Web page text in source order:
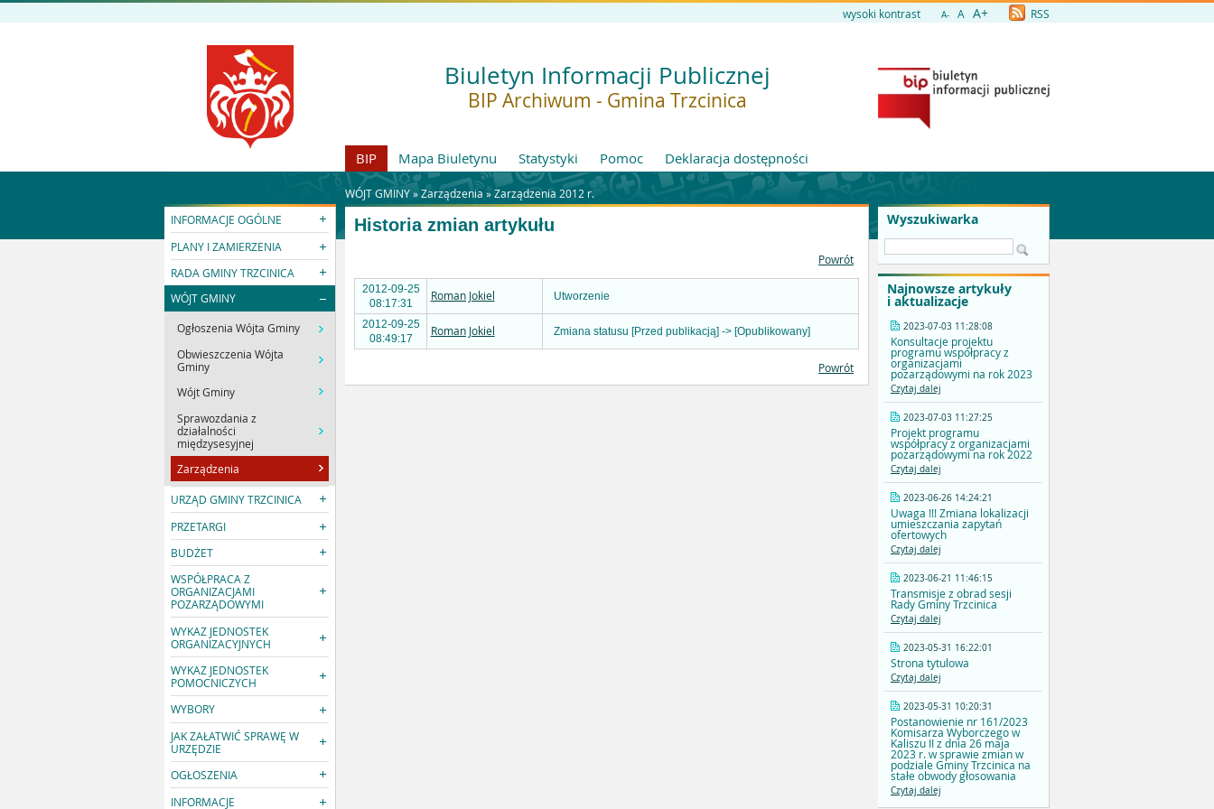
wysoki kontrast A- A A+ RSS
Biuletyn Informacji Publicznej
BIP Archiwum - Gmina Trzcinica
BIP Mapa Biuletynu Statystyki Pomoc Deklaracja dostępności
WÓJT GMINY »Zarządzenia »Zarządzenia 2012 r.
INFORMACJE OGÓLNE
PLANY I ZAMIERZENIA
RADA GMINY TRZCINICA
WÓJT GMINY
Ogłoszenia Wójta Gminy
Obwieszczenia Wójta
Gminy
Wójt Gminy
Sprawozdania z
działalności
międzysesyjnej
Zarządzenia
URZĄD GMINY TRZCINICA
PRZETARGI
BUDŻET
WSPÓŁPRACA Z
ORGANIZACJAMI
POZARZĄDOWYMI
WYKAZ JEDNOSTEK
ORGANIZACYJNYCH
WYKAZ JEDNOSTEK
POMOCNICZYCH
WYBORY
JAK ZAŁATWIĆ SPRAWĘ W
URZĘDZIE
OGŁOSZENIA
INFORMACJE
Wyszukiwarka
Najnowsze artykuły
i aktualizacje
2023-07-03 11:28:08
Konsultacje projektu
programu współpracy z
organizacjami
pozarządowymi na rok 2023
Czytaj dalej
2023-07-03 11:27:25
Projekt programu
współpracy z organizacjami
pozarządowymi na rok 2022
Czytaj dalej
2023-06-26 14:24:21
Uwaga !!! Zmiana lokalizacji
umieszczania zapytań
ofertowych
Czytaj dalej
2023-06-21 11:46:15
Transmisje z obrad sesji
Rady Gminy Trzcinica
Czytaj dalej
2023-05-31 16:22:01
Strona tytulowa
Czytaj dalej
2023-05-31 10:20:31
Postanowienie nr 161/2023
Komisarza Wyborczego w
Kaliszu II z dnia 26 maja
2023 r. w sprawie zmian w
podziale Gminy Trzcinica na
stałe obwody głosowania
Czytaj dalej
Historia zmian artykułu
Powrót
2012-09-25
08:17:31
Roman Jokiel Utworzenie
2012-09-25
08:49:17
Roman Jokiel Zmiana statusu [Przed publikacją] -> [Opublikowany]
Powrót